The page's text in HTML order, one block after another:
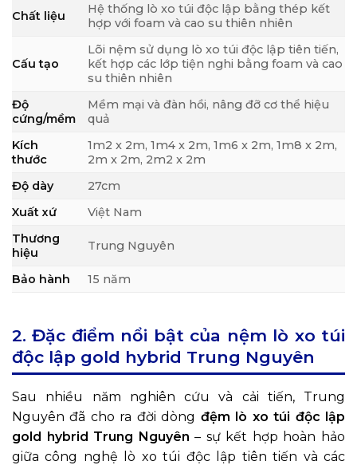
Chất liệu
Hệ thống lò xo túi độc lập bằng thép kết
hợp với foam và cao su thiên nhiên
Cấu tạo
Lõi nệm sử dụng lò xo túi độc lập tiên tiến,
kết hợp các lớp tiện nghi bằng foam và cao
su thiên nhiên
Độ
cứng/mềm
Mềm mại và đàn hồi, nâng đỡ cơ thể hiệu
quả
Kích
thước
1m2 x 2m, 1m4 x 2m, 1m6 x 2m, 1m8 x 2m,
2m x 2m, 2m2 x 2m
Độ dày
27cm
Xuất xứ
Việt Nam
Thương
hiệu
Trung Nguyên
Bảo hành 15 năm
2. Đặc điểm nổi bật của nệm lò xo túi
độc lập gold hybrid Trung Nguyên
Sau nhiều năm nghiên cứu và cải tiến, Trung
Nguyên đã cho ra đời dòng đệm lò xo túi độc lập
gold hybrid Trung Nguyên – sự kết hợp hoàn hảo
giữa công nghệ lò xo túi độc lập tiên tiến và các